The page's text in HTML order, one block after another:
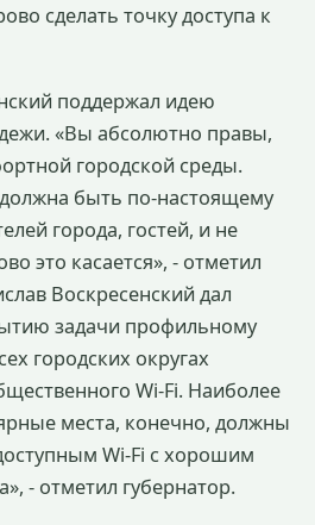
сделать точку доступа к
поддержал идею
«Вы абсолютно правы,
городской среды.
быть по-настоящему
города, гостей, и не
это касается», - отметил
Воскресенский дал
задачи профильному
городских округах
Wi-Fi. Наиболее
места, конечно, должны
Wi-Fi с хорошим
- отметил губернатор.